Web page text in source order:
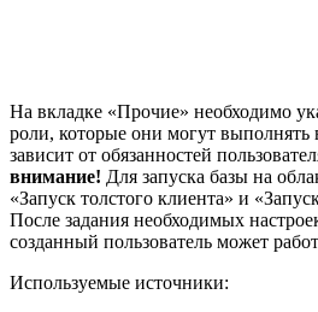
На вкладке «Прочие» необходимо
роли, которые они могут выполнять
зависит от обязанностей
внимание! Для запуска базы на
«Запуск толстого клиента» и
После задания необходимых
созданный пользователь может
Используемые источники: